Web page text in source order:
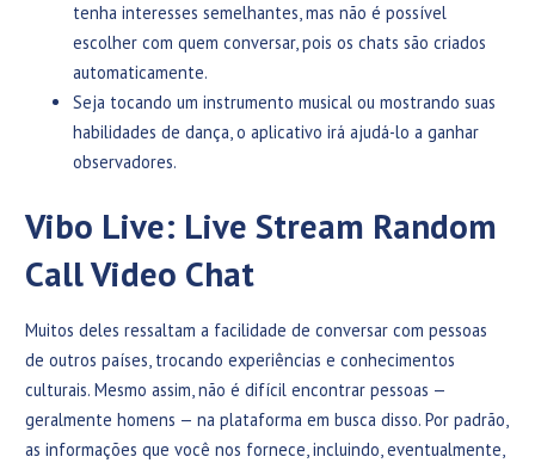
tenha interesses semelhantes, mas não é possível
escolher com quem conversar, pois os chats são criados
automaticamente.
Seja tocando um instrumento musical ou mostrando suas
habilidades de dança, o aplicativo irá ajudá-lo a ganhar
observadores.
Vibo Live: Live Stream Random
Call Video Chat
Muitos deles ressaltam a facilidade de conversar com pessoas
de outros países, trocando experiências e conhecimentos
culturais. Mesmo assim, não é difícil encontrar pessoas —
geralmente homens — na plataforma em busca disso. Por padrão,
as informações que você nos fornece, incluindo, eventualmente,